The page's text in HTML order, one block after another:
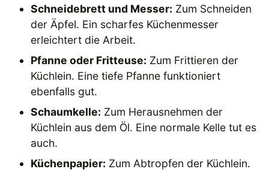
Schneidebrett und Messer: Zum Schneiden
der Äpfel. Ein scharfes Küchenmesser
erleichtert die Arbeit.
Pfanne oder Fritteuse: Zum Frittieren der
Küchlein. Eine tiefe Pfanne funktioniert
ebenfalls gut.
Schaumkelle: Zum Herausnehmen der
Küchlein aus dem Öl. Eine normale Kelle tut es
auch.
Küchenpapier: Zum Abtropfen der Küchlein.